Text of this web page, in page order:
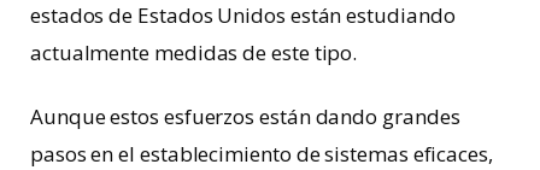
estados de Estados Unidos están estudiando
actualmente medidas de este tipo.
Aunque estos esfuerzos están dando grandes
pasos en el establecimiento de sistemas eficaces,